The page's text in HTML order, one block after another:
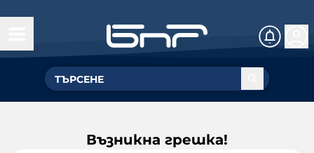
Възникна грешка!